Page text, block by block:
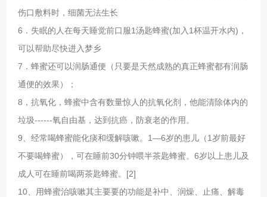
伤口敷料时，细菌无法生长
6．失眠的人在每天睡觉前口服1汤匙蜂蜜(加入1杯温开水内)，
可以帮助尽快进入梦乡
7．蜂蜜还可以润肠通便（只要是天然成熟的真正蜂蜜都有润肠
通便的效果）；
8，抗氧化，蜂蜜中含有数量惊人的抗氧化剂，他能清除体内的
垃圾------氧自由基，达到抗癌，防衰老的作用。
9、经常喝蜂蜜能化痰和缓解咳嗽。1—6岁的患儿（1岁前最好
不要喝蜂蜜），可在睡前30分钟喂半茶匙蜂蜜。6岁以上患儿及
成人可在睡前喝两茶匙蜂蜜。[2]
10、用蜂蜜治咳嗽其主要要的功能是补中、润燥、止痛、解毒